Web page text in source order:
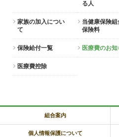
る人
家族の加入につい
て
当健康保険組
保険料
保険給付一覧 医療費のお知
医療費控除
組合案内
個人情報保護について